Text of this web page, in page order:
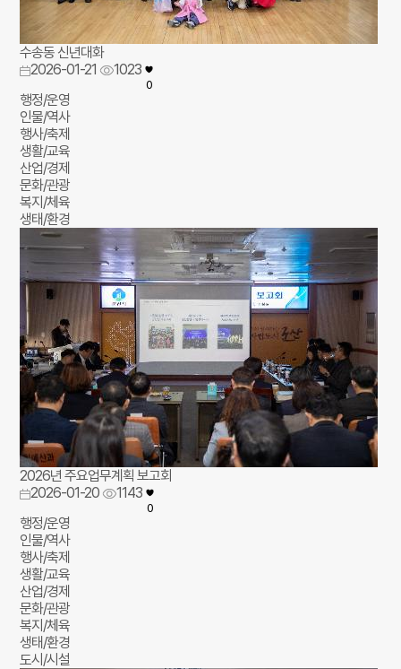
수송동 신년대화
2026-01-21
1023
0
행정/운영
인물/역사
행사/축제
생활/교육
산업/경제
문화/관광
복지/체육
생태/환경
2026년 주요업무계획 보고회
2026-01-20
1143
0
행정/운영
인물/역사
행사/축제
생활/교육
산업/경제
문화/관광
복지/체육
생태/환경
도시/시설